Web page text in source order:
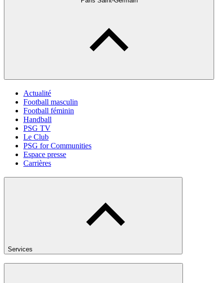
Actualité
Football masculin
Football féminin
Handball
PSG TV
Le Club
PSG for Communities
Espace presse
Carrières
Services